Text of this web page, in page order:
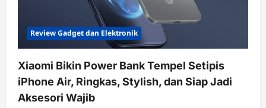
Review Gadget dan Elektronik
Xiaomi Bikin Power Bank Tempel Setipis
iPhone Air, Ringkas, Stylish, dan Siap Jadi
Aksesori Wajib